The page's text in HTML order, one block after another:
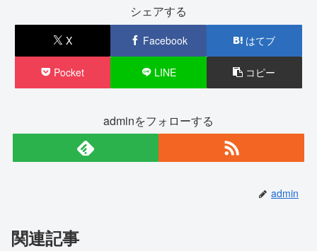
シェアする
X Facebook はてブ
Pocket LINE コピー
adminをフォローする
admin
関連記事